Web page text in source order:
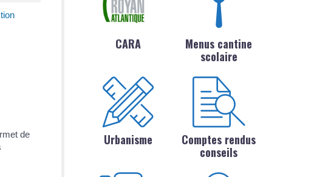
de
CARA
Menus cantine
scolaire
Urbanisme
Comptes rendus
conseils